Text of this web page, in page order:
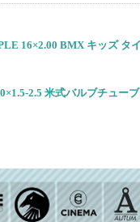
16×2.00 BMX キッズ タ
2.5 米式バルブチューブ